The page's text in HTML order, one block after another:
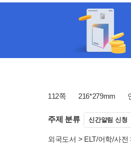
112쪽 216*279mm
주제 분류 신간알림 신청
외국도서 > ELT/어학/사전